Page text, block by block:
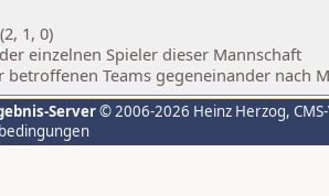
1, 0)
einzelnen Spieler dieser Mannschaft
betroffenen Teams gegeneinander nach
Server© 2006-2026 Heinz Herzog,